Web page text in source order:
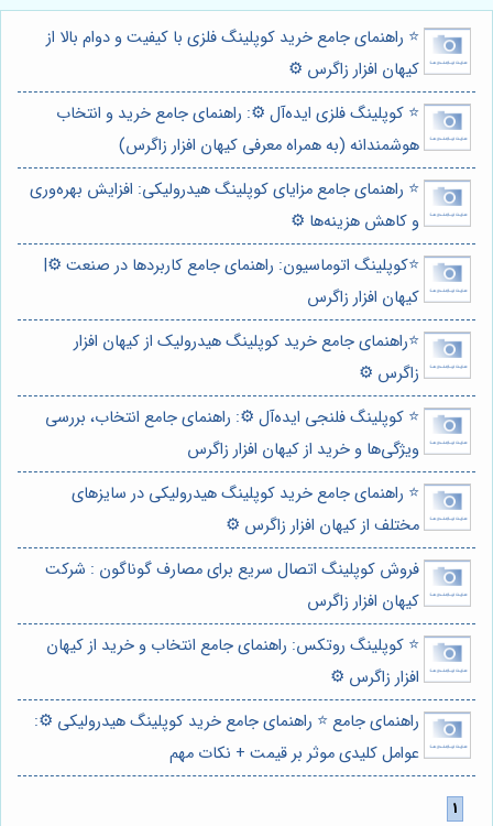
⭐️ راهنمای جامع خرید کوپلینگ فلزی با کیفیت و دوام بالا از
کیهان افزار زاگرس ⚙️
⭐️ کوپلینگ فلزی ایده‌آل ⚙️: راهنمای جامع خرید و انتخاب
هوشمندانه (به همراه معرفی کیهان افزار زاگرس)
⭐️ راهنمای جامع مزایای کوپلینگ هیدرولیکی: افزایش بهره‌وری
و کاهش هزینه‌ها ⚙️
⭐️کوپلینگ اتوماسیون: راهنمای جامع کاربردها در صنعت ⚙️|
کیهان افزار زاگرس
⭐️راهنمای جامع خرید کوپلینگ هیدرولیک از کیهان افزار
زاگرس ⚙️
⭐️ کوپلینگ فلنجی ایده‌آل ⚙️: راهنمای جامع انتخاب، بررسی
ویژگی‌ها و خرید از کیهان افزار زاگرس
⭐️ راهنمای جامع خرید کوپلینگ هیدرولیکی در سایزهای
مختلف از کیهان افزار زاگرس ⚙️
فروش کوپلینگ اتصال سریع برای مصارف گوناگون : شرکت
کیهان افزار زاگرس
⭐️ کوپلینگ روتکس: راهنمای جامع انتخاب و خرید از کیهان
افزار زاگرس ⚙️
راهنمای جامع ⭐️ راهنمای جامع خرید کوپلینگ هیدرولیکی ⚙️:
عوامل کلیدی موثر بر قیمت + نکات مهم